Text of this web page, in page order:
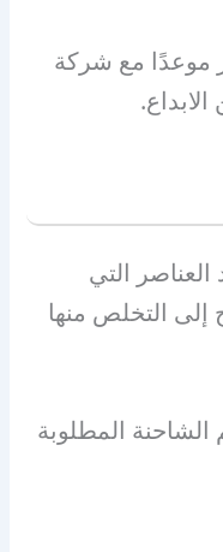
موعدًا مع شركة
التي
إلى التخلص منها
المطلوبة